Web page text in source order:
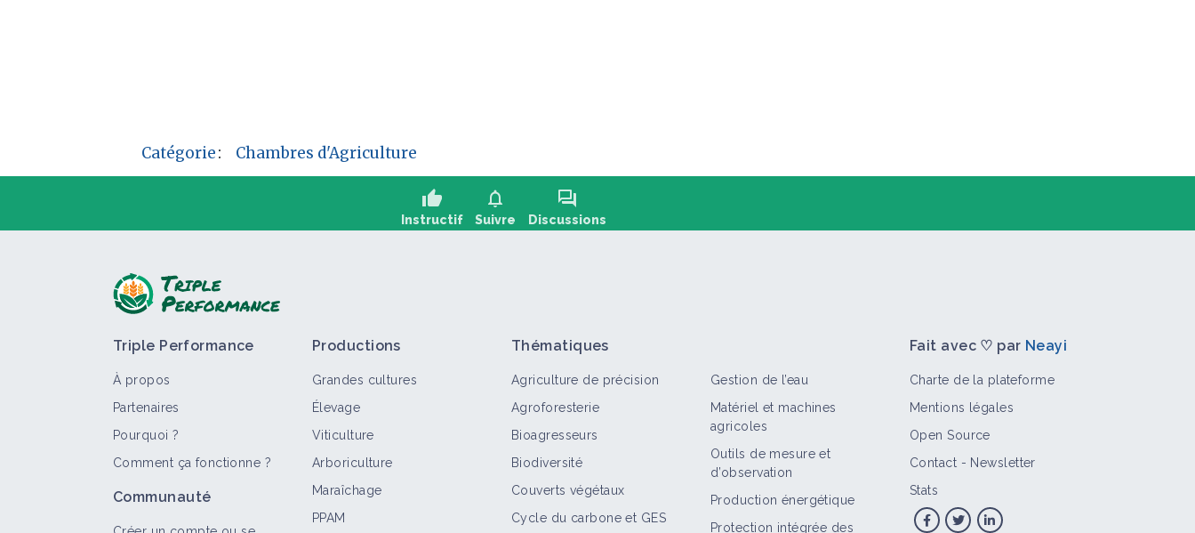
Catégorie: Chambres d'Agriculture
thumb_up
Instructif
notifications
Suivre
forum
Discussions
Retour d'expérience Structure
Culture de Gerbera fleur coupée en
Triple Performance
À propos
Partenaires
Pourquoi ?
Comment ça fonctionne ?
Communauté
Productions
Grandes cultures
Élevage
Viticulture
Arboriculture
Maraîchage
PPAM
Thématiques
Agriculture de précision
Agroforesterie
Bioagresseurs
Biodiversité
Couverts végétaux
Cycle du carbone et GES
Gestion de l’eau
Matériel et machines
agricoles
Outils de mesure et
d’observation
Production énergétique
Protection intégrée des
Fait avec ♡ par Neayi
Charte de la plateforme
Mentions légales
Open Source
Contact - Newsletter
Stats